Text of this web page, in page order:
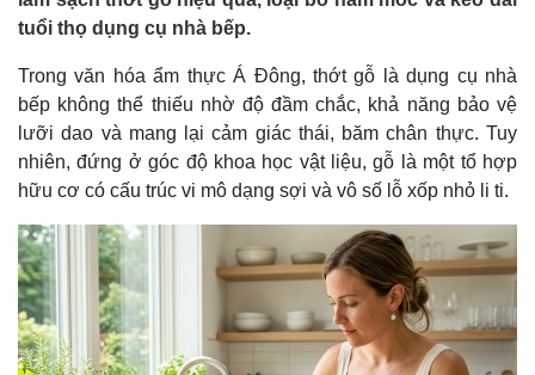
tuổi thọ dụng cụ nhà bếp.
Trong văn hóa ẩm thực Á Đông, thớt gỗ là dụng cụ nhà
bếp không thể thiếu nhờ độ đầm chắc, khả năng bảo vệ
lưỡi dao và mang lại cảm giác thái, băm chân thực. Tuy
nhiên, đứng ở góc độ khoa học vật liệu, gỗ là một tổ hợp
hữu cơ có cấu trúc vi mô dạng sợi và vô số lỗ xốp nhỏ li ti.